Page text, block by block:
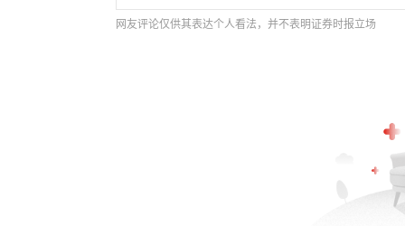
网友评论仅供其表达个人看法，并不表明证券时报立场